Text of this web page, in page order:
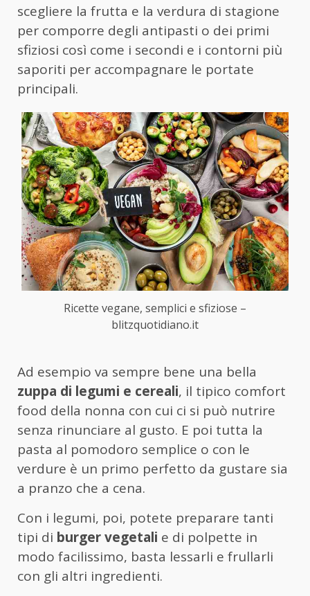
scegliere la frutta e la verdura di stagione
per comporre degli antipasti o dei primi
sfiziosi così come i secondi e i contorni più
saporiti per accompagnare le portate
principali.
Ricette vegane, semplici e sfiziose –
blitzquotidiano.it
Ad esempio va sempre bene una bella
zuppa di legumi e cereali, il tipico comfort
food della nonna con cui ci si può nutrire
senza rinunciare al gusto. E poi tutta la
pasta al pomodoro semplice o con le
verdure è un primo perfetto da gustare sia
a pranzo che a cena.
Con i legumi, poi, potete preparare tanti
tipi di burger vegetali e di polpette in
modo facilissimo, basta lessarli e frullarli
con gli altri ingredienti.